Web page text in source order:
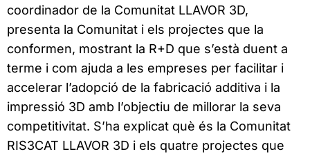
coordinador de la Comunitat LLAVOR 3D,
presenta la Comunitat i els projectes que la
conformen, mostrant la R+D que s’està duent a
terme i com ajuda a les empreses per facilitar i
accelerar l’adopció de la fabricació additiva i la
impressió 3D amb l’objectiu de millorar la seva
competitivitat. S’ha explicat què és la Comunitat
RIS3CAT LLAVOR 3D i els quatre projectes que